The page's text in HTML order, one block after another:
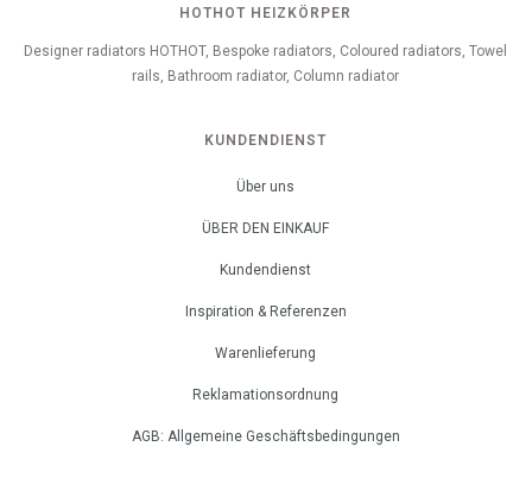
HOTHOT HEIZKÖRPER
Designer radiators HOTHOT, Bespoke radiators, Coloured radiators, Towel
rails, Bathroom radiator, Column radiator
KUNDENDIENST
Über uns
ÜBER DEN EINKAUF
Kundendienst
Inspiration & Referenzen
Warenlieferung
Reklamationsordnung
AGB: Allgemeine Geschäftsbedingungen